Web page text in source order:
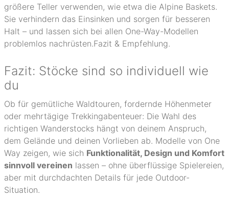
größere Teller verwenden, wie etwa die Alpine Baskets.
Sie verhindern das Einsinken und sorgen für besseren
Halt – und lassen sich bei allen One-Way-Modellen
problemlos nachrüsten.Fazit & Empfehlung.
Fazit: Stöcke sind so individuell wie
du
Ob für gemütliche Waldtouren, fordernde Höhenmeter
oder mehrtägige Trekkingabenteuer: Die Wahl des
richtigen Wanderstocks hängt von deinem Anspruch,
dem Gelände und deinen Vorlieben ab. Modelle von One
Way zeigen, wie sich Funktionalität, Design und Komfort
sinnvoll vereinen lassen – ohne überflüssige Spielereien,
aber mit durchdachten Details für jede Outdoor-
Situation.